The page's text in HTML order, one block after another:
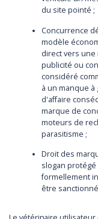
du site pointé ;
Concurrence
modèle
direct vers une
publicité ou
considéré
à un manque
d'affaire
marque de
moteurs de
parasitisme ;
Droit des
slogan
formellement
être